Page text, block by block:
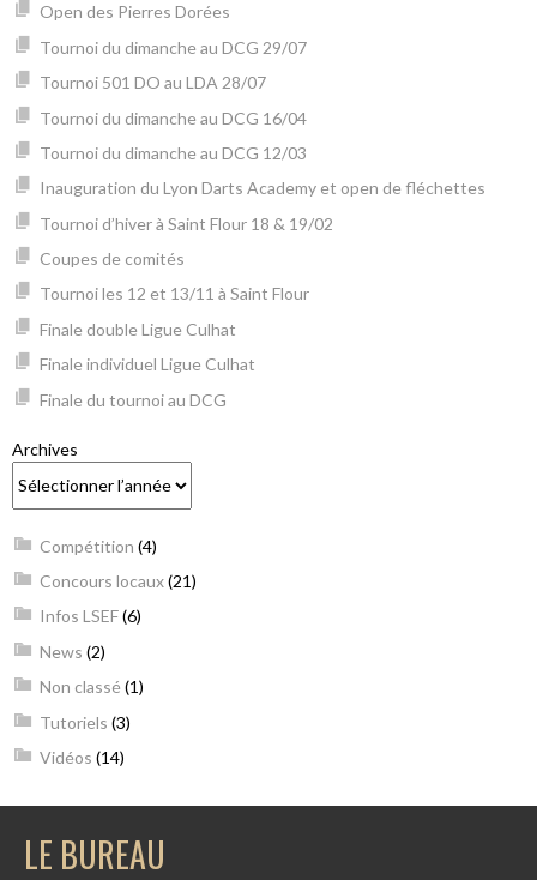
Open des Pierres Dorées
Tournoi du dimanche au DCG 29/07
Tournoi 501 DO au LDA 28/07
Tournoi du dimanche au DCG 16/04
Tournoi du dimanche au DCG 12/03
Inauguration du Lyon Darts Academy et open de fléchettes
Tournoi d’hiver à Saint Flour 18 & 19/02
Coupes de comités
Tournoi les 12 et 13/11 à Saint Flour
Finale double Ligue Culhat
Finale individuel Ligue Culhat
Finale du tournoi au DCG
Archives
Compétition (4)
Concours locaux(21)
Infos LSEF(6)
News (2)
Non classé (1)
Tutoriels (3)
Vidéos (14)
LE BUREAU